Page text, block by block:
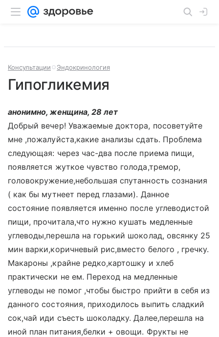
Консультации Эндокринология
Гипогликемия
анонимно, женщина, 28 лет
Добрый вечер! Уважаемые доктора, посоветуйте
мне ,пожалуйста,какие анализы сдать. Проблема
следующая: через час-два после приема пищи,
появляется жуткое чувство голода,тремор,
головокружение,небольшая спутанность сознания
( как бы мутнеет перед глазами). Данное
состояние появляется именно после углеводистой
пищи, прочитала,что нужно кушать медленные
углеводы,перешла на горький шоколад, овсянку 25
мин варки,коричневый рис,вместо белого , гречку.
Макароны ,крайне редко,картошку и хлеб
практически не ем. Переход на медленные
углеводы не помог ,чтобы быстро прийти в себя из
данного состояния, приходилось выпить сладкий
сок,чай иди съесть шоколадку. Далее,перешла на
иной план питания,белки + овощи. Фрукты не